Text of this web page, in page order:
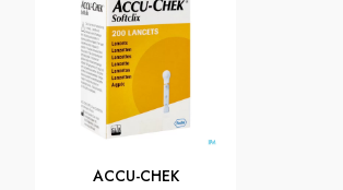
ACCU-CHEK